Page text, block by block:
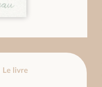
Le livre